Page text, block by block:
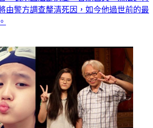
由警方調查釐清死因，如今他過世前的最